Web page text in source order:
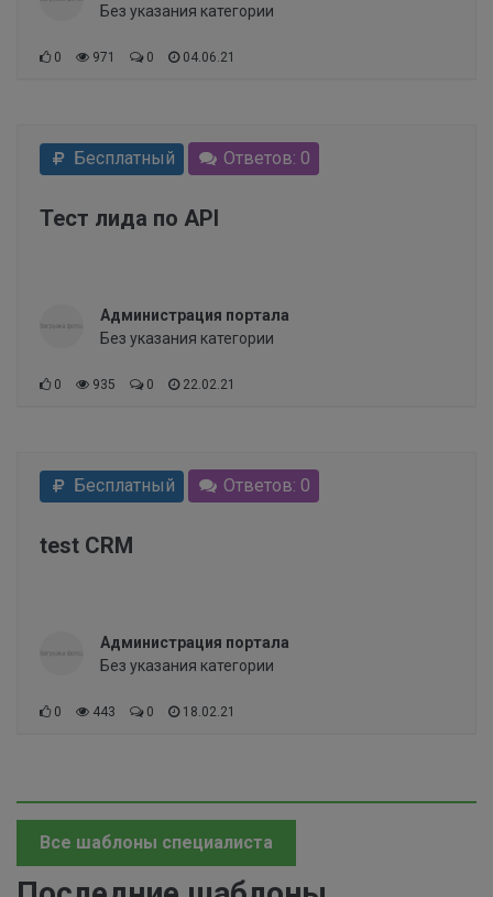
Без указания категории
0 971 0 04.06.21
Бесплатный Ответов: 0
Тест лида по API
Администрация портала
Без указания категории
0 935 0 22.02.21
Бесплатный Ответов: 0
test CRM
Администрация портала
Без указания категории
0 443 0 18.02.21
Все шаблоны специалиста